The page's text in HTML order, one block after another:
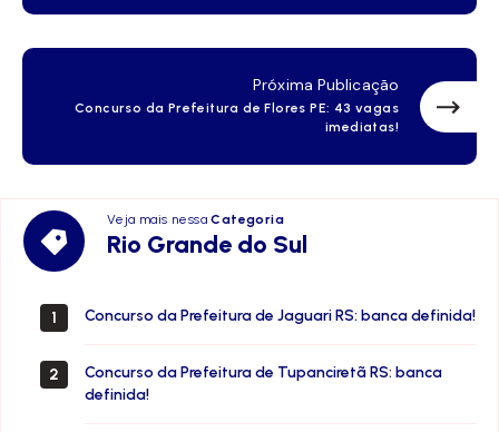
Próxima Publicação
Concurso da Prefeitura de Flores PE: 43 vagas
imediatas!
Veja mais nessaCategoria
Rio Grande do Sul
Rio
Grande
Sul 1 Concurso da Prefeitura de Jaguari RS: banca definida!
2
Concurso da Prefeitura de Tupanciretã RS: banca
definida!